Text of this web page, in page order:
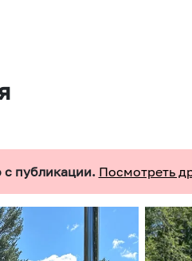
с публикации. Посмотреть